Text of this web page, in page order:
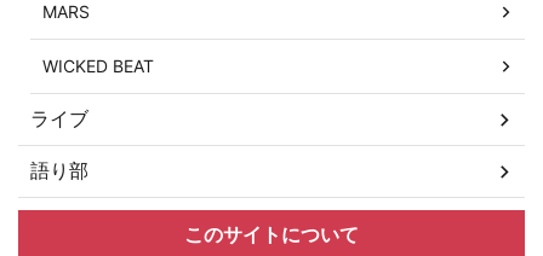
MARS
WICKED BEAT
ライブ
語り部
このサイトについて